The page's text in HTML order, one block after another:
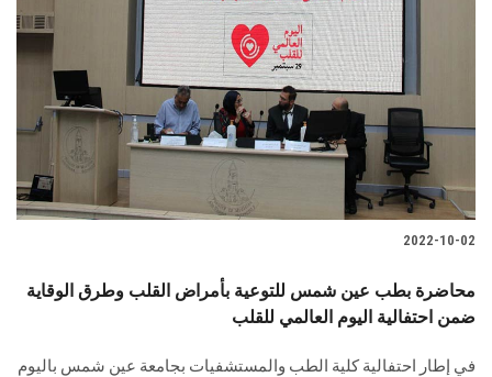
2022-10-02
محاضرة بطب عين شمس للتوعية بأمراض القلب وطرق الوقاية
ضمن احتفالية اليوم العالمي للقلب
في إطار احتفالية كلية الطب والمستشفيات بجامعة عين شمس باليوم